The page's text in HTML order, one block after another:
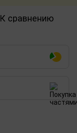
К сравнению